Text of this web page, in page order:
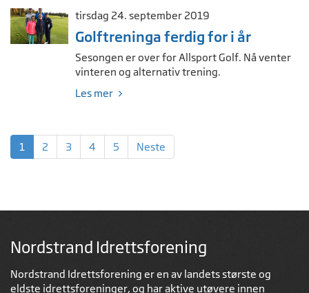
tirsdag 24. september 2019
Golftreninga ferdig for i år
Sesongen er over for Allsport Golf. Nå venter
vinteren og alternativ trening.
Les mer
1 2 3 4 5 Neste
Nordstrand Idrettsforening
Nordstrand Idrettsforening er en av landets største og
eldste idrettsforeninger, og har aktive utøvere innen